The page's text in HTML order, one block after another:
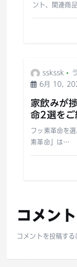
ント、関連商
sskssk
6月 10,
家飲みが
命2選をご
フッ素革命を
素革命」は…
コメン
コメントを投稿する